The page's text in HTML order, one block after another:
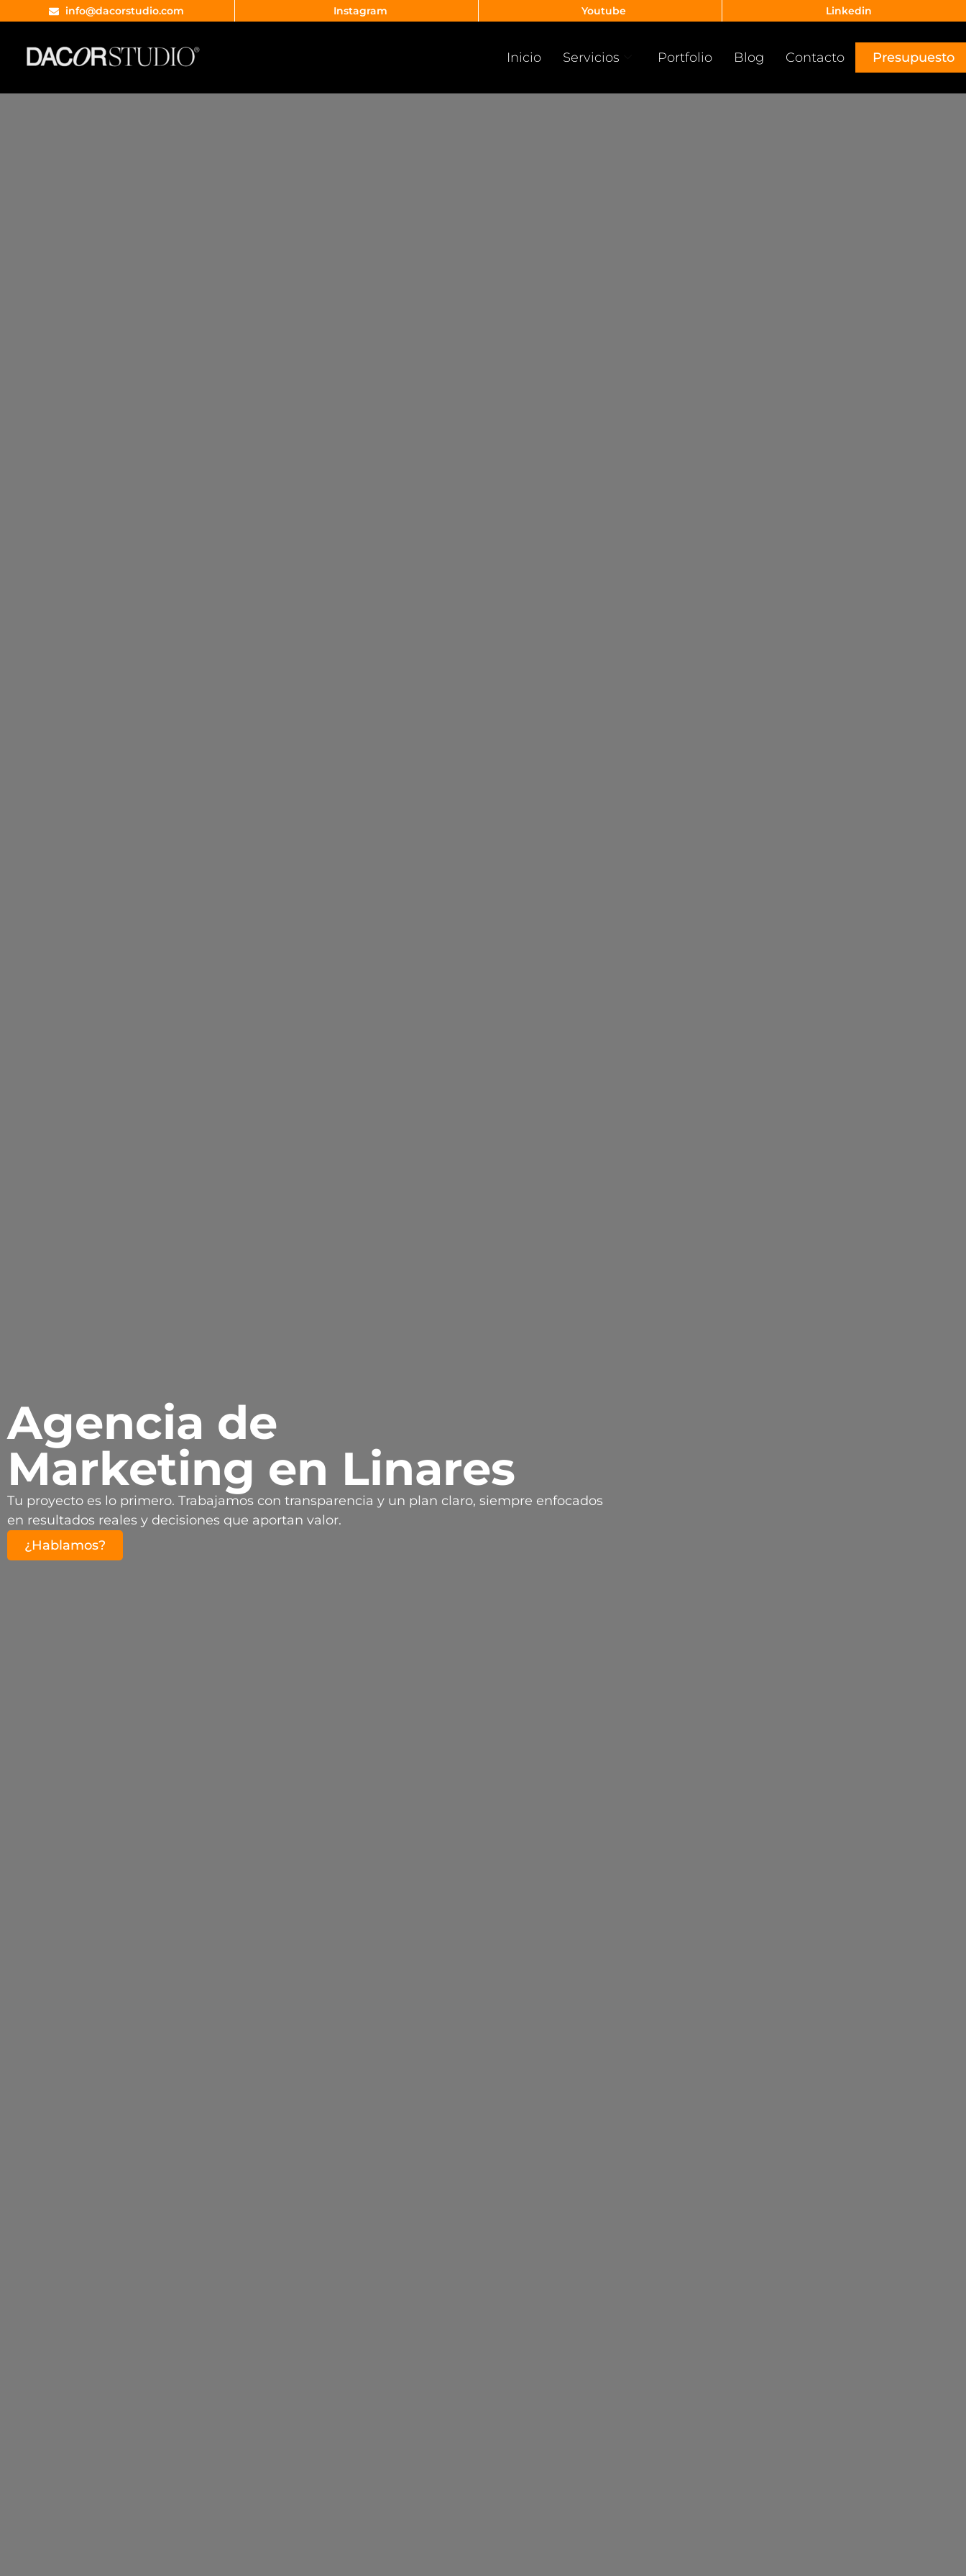
info@dacorstudio.com Instagram Youtube Linkedin
Inicio Servicios Portfolio Blog Contacto Presupuesto
Agencia de
Marketing en Linares
Tu proyecto es lo primero. Trabajamos con transparencia y un plan claro, siempre enfocados
en resultados reales y decisiones que aportan valor.
¿Hablamos?